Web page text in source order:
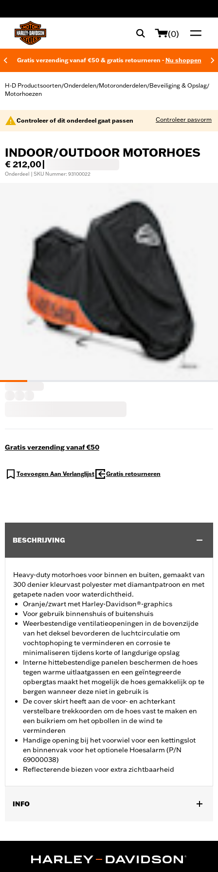
(0)
Gratis verzending vanaf €50 & gratis retourneren - Nu shoppen
H-D Productsoorten/Onderdelen/Motoronderdelen/Beveiliging & Opslag/
Motorhoezen
Controleer of dit onderdeel gaat passen Controleer pasvorm
INDOOR/OUTDOOR MOTORHOES
€ 212,00
Onderdeel | SKU Nummer: 93100022
Gratis verzending vanaf €50
Toevoegen Aan Verlanglijst Gratis retourneren
BESCHRIJVING
Heavy-duty motorhoes voor binnen en buiten, gemaakt van
300 denier kleurvast polyester met diamantpatroon en met
getapete naden voor waterdichtheid.
Oranje/zwart met Harley-Davidson®-graphics
Voor gebruik binnenshuis of buitenshuis
Weerbestendige ventilatieopeningen in de bovenzijde
van het deksel bevorderen de luchtcirculatie om
vochtophoping te verminderen en corrosie te
minimaliseren tijdens korte of langdurige opslag
Interne hittebestendige panelen beschermen de hoes
tegen warme uitlaatgassen en een geïntegreerde
opbergtas maakt het mogelijk de hoes gemakkelijk op te
bergen wanneer deze niet in gebruik is
De cover skirt heeft aan de voor- en achterkant
verstelbare trekkoorden om de hoes vast te maken en
een buikriem om het opbollen in de wind te
verminderen
Handige opening bij het voorwiel voor een kettingslot
en binnenvak voor het optionele Hoesalarm (P/N
69000038)
Reflecterende biezen voor extra zichtbaarheid
INFO
Per stuk verkocht:Elk